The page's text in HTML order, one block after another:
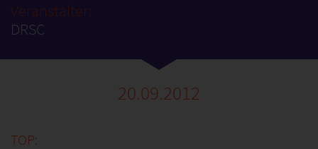
Veranstalter:
DRSC
20.09.2012